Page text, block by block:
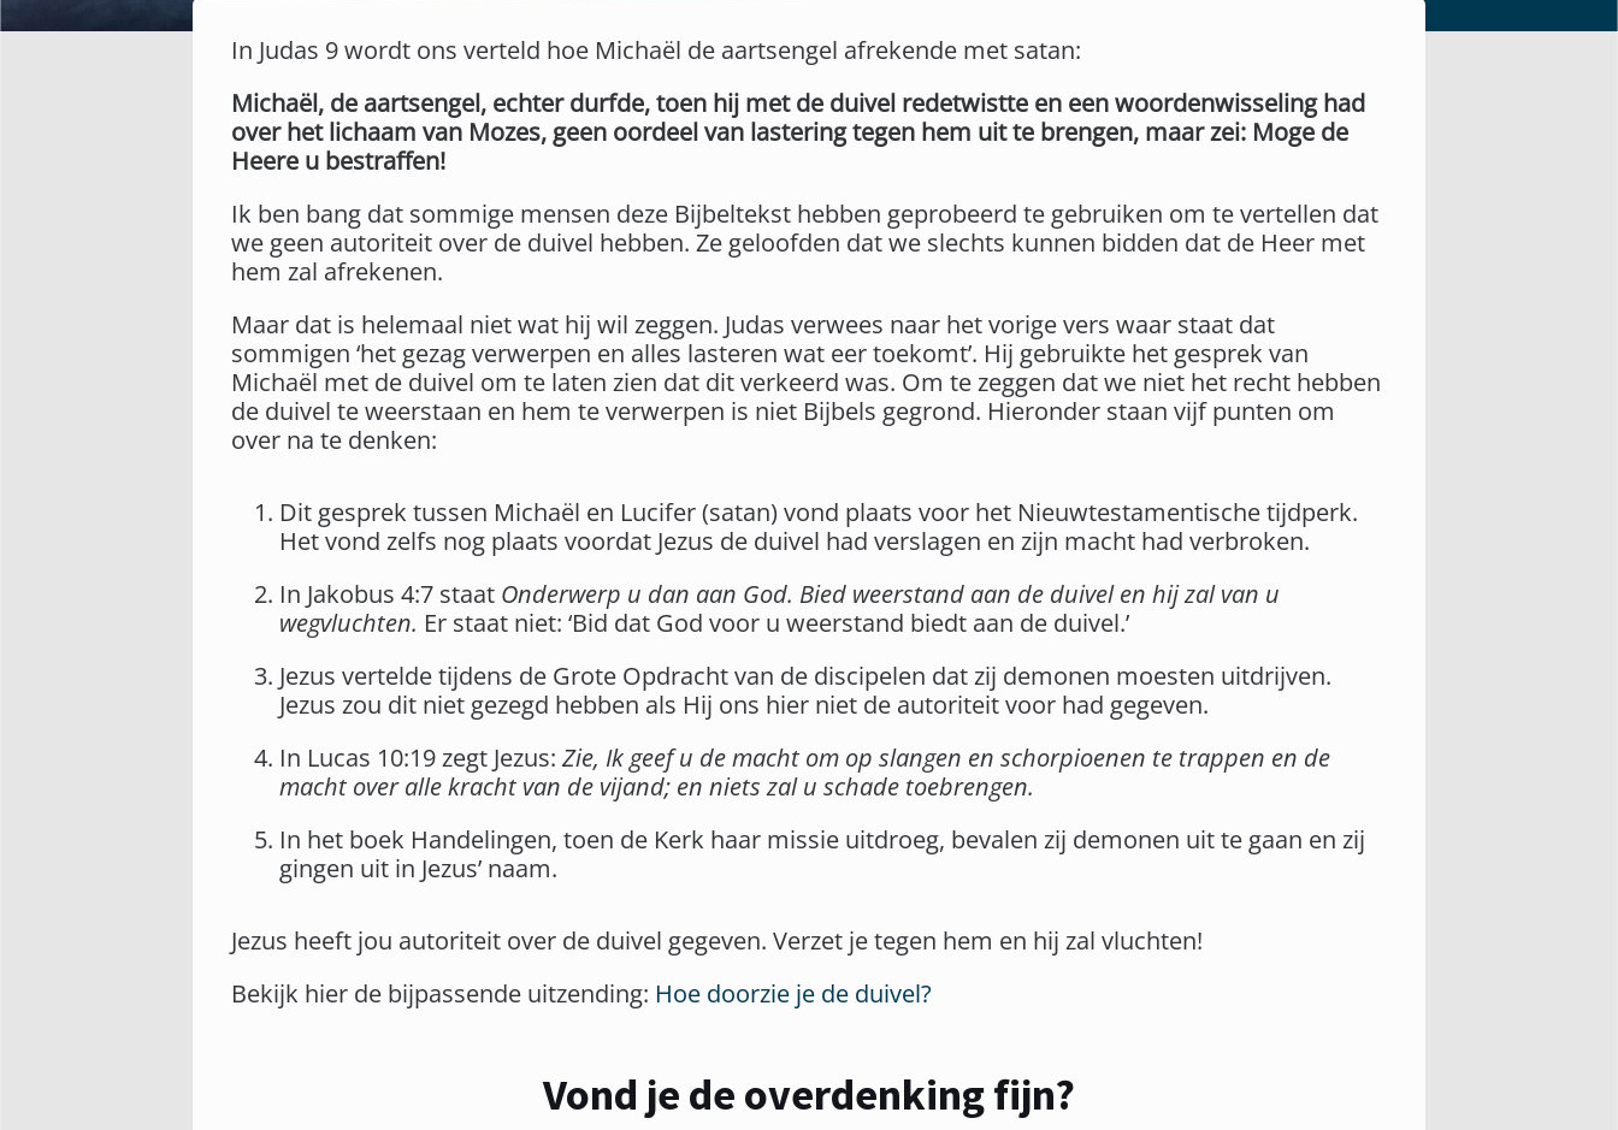
In Judas 9 wordt ons verteld hoe Michaël de aartsengel afrekende met satan:
Michaël, de aartsengel, echter durfde, toen hij met de duivel redetwistte en een woordenwisseling had
over het lichaam van Mozes, geen oordeel van lastering tegen hem uit te brengen, maar zei: Moge de
Heere u bestraffen!
Ik ben bang dat sommige mensen deze Bijbeltekst hebben geprobeerd te gebruiken om te vertellen dat
we geen autoriteit over de duivel hebben. Ze geloofden dat we slechts kunnen bidden dat de Heer met
hem zal afrekenen.
Maar dat is helemaal niet wat hij wil zeggen. Judas verwees naar het vorige vers waar staat dat
sommigen ‘het gezag verwerpen en alles lasteren wat eer toekomt’. Hij gebruikte het gesprek van
Michaël met de duivel om te laten zien dat dit verkeerd was. Om te zeggen dat we niet het recht hebben
de duivel te weerstaan en hem te verwerpen is niet Bijbels gegrond. Hieronder staan vijf punten om
over na te denken:
Dit gesprek tussen Michaël en Lucifer (satan) vond plaats voor het Nieuwtestamentische tijdperk.
Het vond zelfs nog plaats voordat Jezus de duivel had verslagen en zijn macht had verbroken.
In Jakobus 4:7 staat Onderwerp u dan aan God. Bied weerstand aan de duivel en hij zal van u
wegvluchten. Er staat niet: ‘Bid dat God voor u weerstand biedt aan de duivel.’
Jezus vertelde tijdens de Grote Opdracht van de discipelen dat zij demonen moesten uitdrijven.
Jezus zou dit niet gezegd hebben als Hij ons hier niet de autoriteit voor had gegeven.
In Lucas 10:19 zegt Jezus: Zie, Ik geef u de macht om op slangen en schorpioenen te trappen en de
macht over alle kracht van de vijand; en niets zal u schade toebrengen.
In het boek Handelingen, toen de Kerk haar missie uitdroeg, bevalen zij demonen uit te gaan en zij
gingen uit in Jezus’ naam.
Jezus heeft jou autoriteit over de duivel gegeven. Verzet je tegen hem en hij zal vluchten!
Bekijk hier de bijpassende uitzending: Hoe doorzie je de duivel?
Vond je de overdenking fijn?